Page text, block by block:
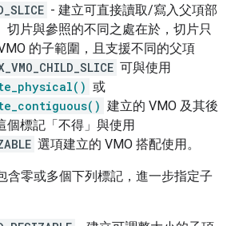
- 建立可直接讀取/寫入父項部
切片與參照的不同之處在於，切片只
的子範圍，且支援不同的父項
可與使用
或
建立的 VMO 及其後
個標記「不得」與使用
選項建立的 VMO 搭配使用。
含零或多個下列標記，進一步指定子